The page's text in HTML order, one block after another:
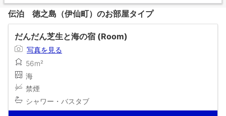
伝泊 徳之島（伊仙町）のお部屋タイプ
だんだん芝生と海の宿 (Room)
写真を見る
56m²
海
禁煙
シャワー・バスタブ